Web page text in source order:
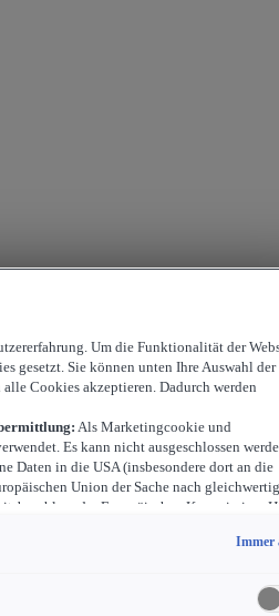
Um die Funktionalität der
gesetzt. Sie können unten Ihre Auswahl der
Cookies akzeptieren. Dadurch werden
Als Marketingcookie und
Es kann nicht ausgeschlossen
Daten in die USA (insbesondere dort an die
Union der Sache nach
der Europäischen Kommission.
bestehen, und weil nicht
Freiheiten nicht auf das absolut Notwendige
Marketingzwecke oder Leistungscookies
Immer